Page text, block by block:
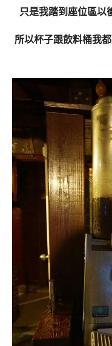
只是我踏到座位區以
所以杯子跟飲料桶我